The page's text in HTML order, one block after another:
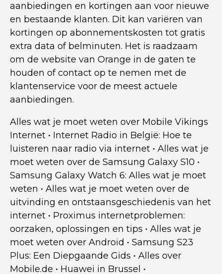
aanbiedingen en kortingen aan voor nieuwe
en bestaande klanten. Dit kan variëren van
kortingen op abonnementskosten tot gratis
extra data of belminuten. Het is raadzaam
om de website van Orange in de gaten te
houden of contact op te nemen met de
klantenservice voor de meest actuele
aanbiedingen.
Alles wat je moet weten over Mobile Vikings
Internet • Internet Radio in België: Hoe te
luisteren naar radio via internet • Alles wat je
moet weten over de Samsung Galaxy S10 •
Samsung Galaxy Watch 6: Alles wat je moet
weten • Alles wat je moet weten over de
uitvinding en ontstaansgeschiedenis van het
internet • Proximus internetproblemen:
oorzaken, oplossingen en tips • Alles wat je
moet weten over Android • Samsung S23
Plus: Een Diepgaande Gids • Alles over
Mobile.de • Huawei in Brussel •